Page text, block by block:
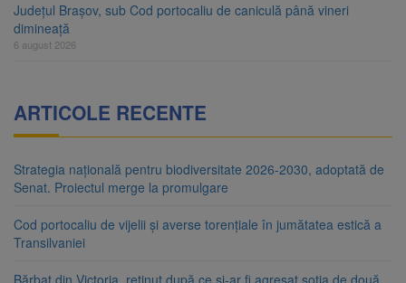
Județul Brașov, sub Cod portocaliu de caniculă până vineri
dimineață
6 august 2026
ARTICOLE RECENTE
Strategia națională pentru biodiversitate 2026-2030, adoptată de
Senat. Proiectul merge la promulgare
Cod portocaliu de vijelii și averse torențiale în jumătatea estică a
Transilvaniei